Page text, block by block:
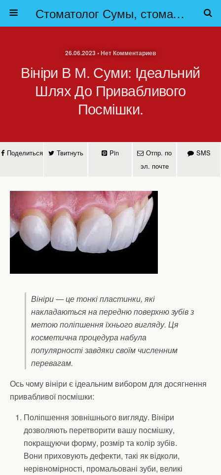
Стоматолог Сумы, стоматологические клиники Сумы, детская стоматология в Сумах. | Частная стоматология Сумы
26.06.2023 • Нет Комментариев
Вініри В М. Суми: Ідеальний
Шлях До Привабливого
Посмішки.
Поделиться Твитнуть Pin
Отпр. по
эл. почте
SMS
Вініри — це тонкі пластинки, які
накладаються на передню поверхню зубів з
метою поліпшення їхнього вигляду. Ця
косметична процедура набула
популярності завдяки своїм численним
перевагам.
Ось чому вініри є ідеальним вибором для досягнення
привабливої посмішки:
Поліпшення зовнішнього вигляду. Вініри
дозволяють перетворити вашу посмішку,
покращуючи форму, розмір та колір зубів.
Вони приховують дефекти, такі як відколи,
нерівномірності, промальовані зуби, великі